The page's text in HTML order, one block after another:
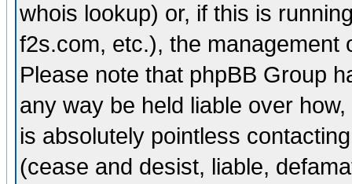
whois lookup) or, if this is
f2s.com, etc.), the management
Please note that phpBB Group
any way be held liable over
is absolutely pointless
(cease and desist, liable,